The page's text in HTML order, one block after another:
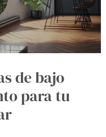
de bajo
para tu